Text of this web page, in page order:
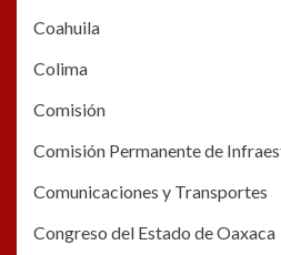
Coahuila
Colima
Comisión
Comisión Permanente de
Comunicaciones y Transportes
Congreso del Estado de Oaxaca